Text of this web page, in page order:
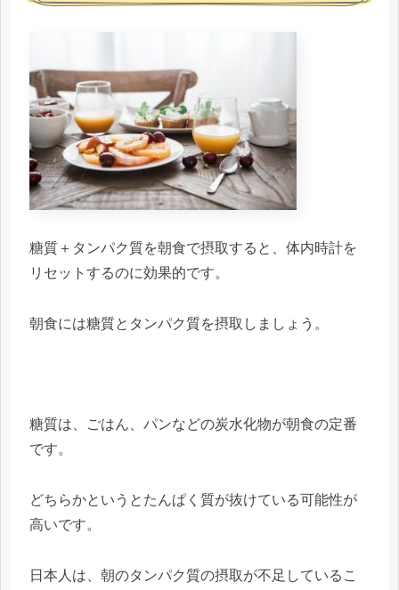
糖質＋タンパク質を朝食で摂取すると、体内時計を
リセットするのに効果的です。
朝食には糖質とタンパク質を摂取しましょう。
糖質は、ごはん、パンなどの炭水化物が朝食の定番
です。
どちらかというとたんぱく質が抜けている可能性が
高いです。
日本人は、朝のタンパク質の摂取が不足しているこ